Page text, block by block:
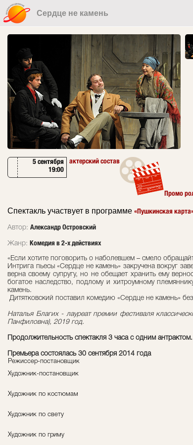
Сердце не камень
5 сентября
19:00
актерский состав
Промо
Спектакль участвует в программе «Пушкинская
Автор: Александр Островский
Жанр: Комедия в 2-х действиях
«Если хотите поговорить о наболевшем – смело
Интрига пьесы «Сердце не камень» закручена вокруг
верна своему супругу, но не обещает хранить ему
богатое наследство, подлому и хитроумному
камень.
Дитятковский поставил комедию «Сердце не камень»
Наталья Благих - лауреат премии фестиваля
Панфиловна), 2019 год.
Продолжительность спектакля 3 часа с одним антрактом.
Премьера состоялась 30 сентября 2014 года
Режиссер-постановщик
Художник-постановщик
Художник по костюмам
Художник по свету
Художник по гриму